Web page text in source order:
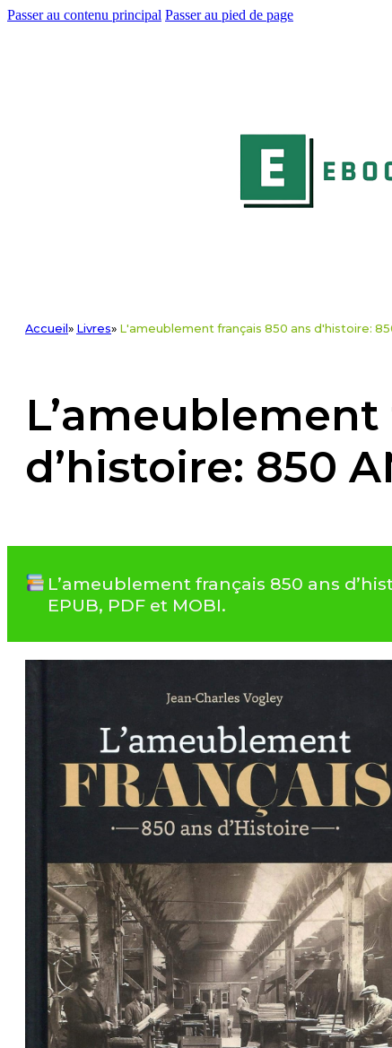
Passer au contenu principal Passer au pied de page
Accueil » Livres» L'ameublement français 850 ans d'histoire:
d’histoire: 850
L’ameublement français 850 ans
EPUB, PDF et MOBI.